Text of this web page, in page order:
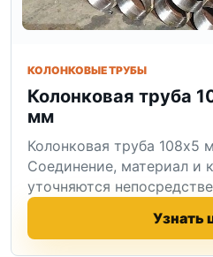
КОЛОНКОВЫЕ ТРУБЫ
Колонковая труба
мм
Колонковая труба 108x5
Соединение, материал и
уточняются
Узнать